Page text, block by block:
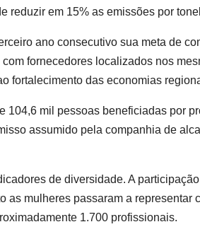
reduzir em 15% as emissões por
ano consecutivo sua meta de
fornecedores localizados nos
fortalecimento das economias
104,6 mil pessoas beneficiadas por
assumido pela companhia de
de diversidade. A
as mulheres passaram a representar
1.700 profissionais.